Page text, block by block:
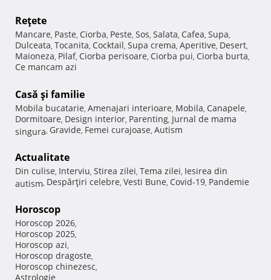
Reţete
Mancare, Paste, Ciorba, Peste, Sos, Salata, Cafea, Supa,
Dulceata, Tocanita, Cocktail, Supa crema, Aperitive, Desert,
Maioneza, Pilaf, Ciorba perisoare, Ciorba pui, Ciorba burta,
Ce mancam azi
Casă şi familie
Mobila bucatarie, Amenajari interioare, Mobila, Canapele,
Dormitoare, Design interior, Parenting, Jurnal de mama
singura, Gravide, Femei curajoase, Autism
Actualitate
Din culise, Interviu, Stirea zilei, Tema zilei, Iesirea din
autism, Despărţiri celebre, Vesti Bune, Covid-19, Pandemie
Horoscop
Horoscop 2026,
Horoscop 2025,
Horoscop azi,
Horoscop dragoste,
Horoscop chinezesc,
Astrologie